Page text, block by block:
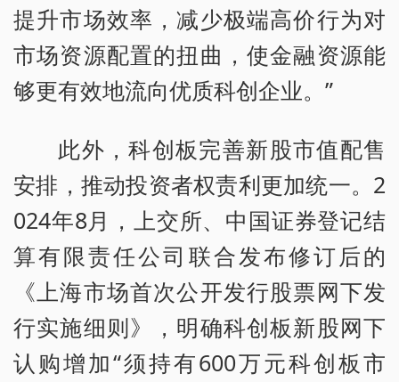
提升市场效率，减少极端高价行为对
市场资源配置的扭曲，使金融资源能
够更有效地流向优质科创企业。”
此外，科创板完善新股市值配售
安排，推动投资者权责利更加统一。2
024年8月，上交所、中国证券登记结
算有限责任公司联合发布修订后的
《上海市场首次公开发行股票网下发
行实施细则》，明确科创板新股网下
认购增加“须持有600万元科创板市